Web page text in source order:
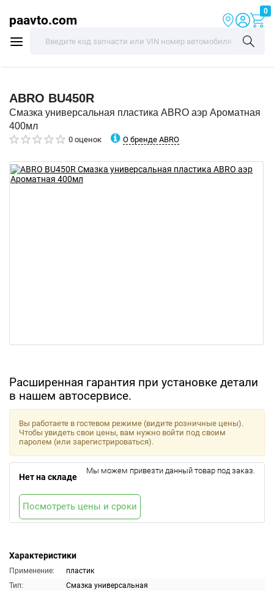
paavto.com
0
ABRO BU450R
Смазка универсальная пластика ABRO аэр Ароматная
400мл
0 оценок О бренде ABRO
Расширенная гарантия при установке детали
в нашем автосервисе.
Характеристики
Применение:
пластик
Тип:
Смазка универсальная
Вы работаете в гостевом режиме (видите розничные цены).
Чтобы увидеть свои цены, вам нужно войти под своим
паролем (или зарегистрироваться).
Нет на складе
Мы можем привезти данный товар под заказ.
Посмотреть цены и сроки